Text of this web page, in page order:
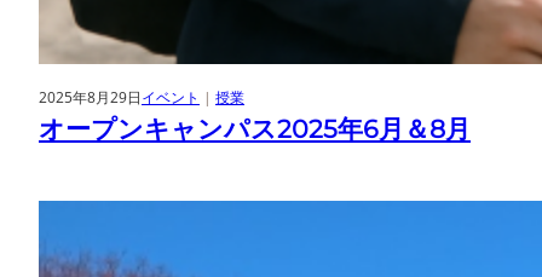
2025年8月29日イベント | 授業
オープンキャンパス2025年6月＆8月